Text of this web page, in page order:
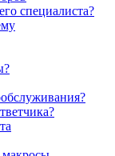
специалиста?